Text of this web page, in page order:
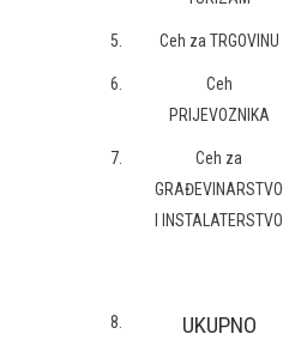
5. Ceh za TRGOVINU
6.
Ceh
PRIJEVOZNIKA
7.
Ceh za
GRAĐEVINARSTVO
I INSTALATERSTVO
8. UKUPNO